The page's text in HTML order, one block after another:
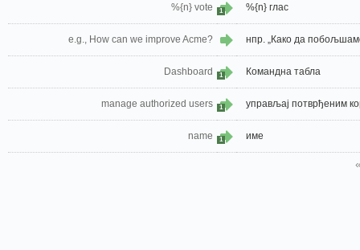
%{n} vote 1 %{n} глас
e.g., How can we improve Acme? нпр. „Како да
Dashboard 1 Командна табла
manage authorized users 1 управљај потврђеним
name 1 име